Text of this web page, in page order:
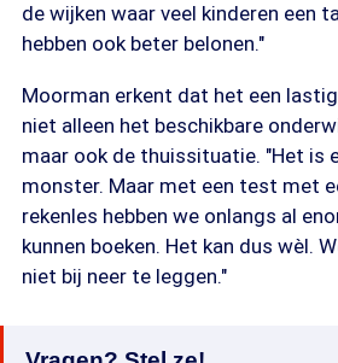
de wijken waar veel kinderen een
hebben ook beter belonen."
Moorman erkent dat het een
niet alleen het beschikbare
maar ook de thuissituatie. "Het is
monster. Maar met een test met
rekenles hebben we onlangs al
kunnen boeken. Het kan dus wèl.
niet bij neer te leggen."